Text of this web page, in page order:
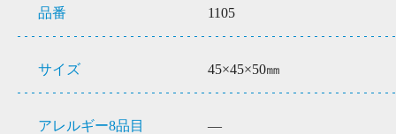
品番 1105
サイズ 45×45×50㎜
アレルギー8品目 ―